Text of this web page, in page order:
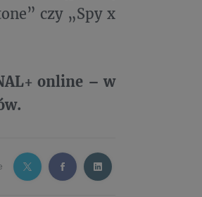
czy „Spy x
online – w